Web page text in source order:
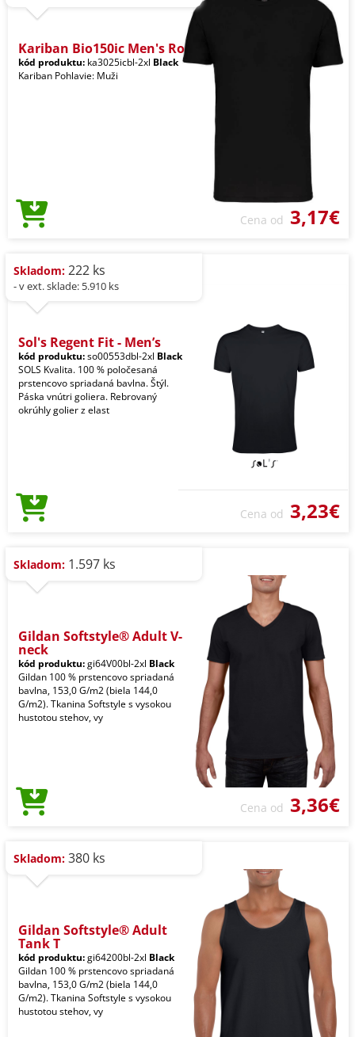
Kariban Bio150ic Men's Ro
kód produktu: ka3025icbl-2xl Black
Kariban Pohlavie: Muži
Cena od 3,17€
Skladom: 222 ks
- v ext. sklade: 5.910 ks
Sol's Regent Fit - Men’s
kód produktu:so00553dbl-2xl Black
SOLS Kvalita. 100 % poločesaná
prstencovo spriadaná bavlna. Štýl.
Páska vnútri goliera. Rebrovaný
okrúhly golier z elast
Cena od 3,23€
Skladom: 1.597 ks
Gildan Softstyle® Adult V-
neck
kód produktu:gi64V00bl-2xl Black
Gildan 100 % prstencovo spriadaná
bavlna, 153,0 G/m2 (biela 144,0
G/m2). Tkanina Softstyle s vysokou
hustotou stehov, vy
Cena od 3,36€
Skladom: 380 ks
Gildan Softstyle® Adult
Tank T
kód produktu:gi64200bl-2xl Black
Gildan 100 % prstencovo spriadaná
bavlna, 153,0 G/m2 (biela 144,0
G/m2). Tkanina Softstyle s vysokou
hustotou stehov, vy